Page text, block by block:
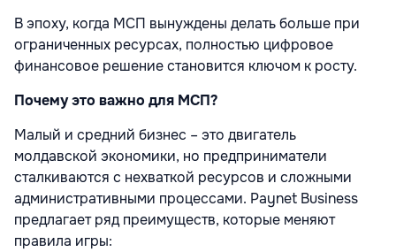
В эпоху, когда МСП вынуждены делать больше при
ограниченных ресурсах, полностью цифровое
финансовое решение становится ключом к росту.
Почему это важно для МСП?
Малый и средний бизнес – это двигатель
молдавской экономики, но предприниматели
сталкиваются с нехваткой ресурсов и сложными
административными процессами. Paynet Business
предлагает ряд преимуществ, которые меняют
правила игры: